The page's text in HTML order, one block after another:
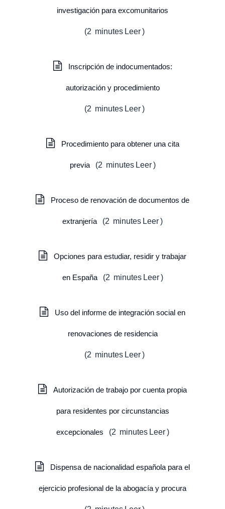
investigación para excomunitarios
(2 minutes Leer )
Inscripción de indocumentados:
autorización y procedimiento
(2 minutes Leer )
Procedimiento para obtener una cita
previa (2 minutes Leer )
Proceso de renovación de documentos de
extranjería (2 minutes Leer)
Opciones para estudiar, residir y trabajar
en España (2 minutes Leer )
Uso del informe de integración social en
renovaciones de residencia
(2 minutes Leer )
Autorización de trabajo por cuenta propia
para residentes por circunstancias
excepcionales (2 minutes Leer )
Dispensa de nacionalidad española para el
ejercicio profesional de la abogacía y procura